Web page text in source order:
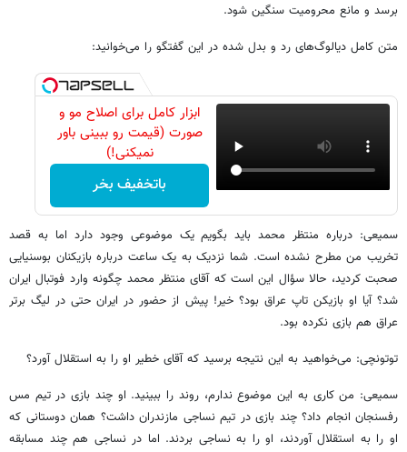
برسد و مانع محرومیت سنگین شود.
متن کامل دیالوگ‌های رد و بدل شده در این گفتگو را می‌خوانید:
ابزار کامل برای اصلاح مو و
صورت (قیمت رو ببینی باور
نمیکنی!)
باتخفیف بخر
سمیعی: درباره منتظر محمد باید بگویم یک موضوعی وجود دارد اما به قصد
تخریب من مطرح نشده است. شما نزدیک به یک ساعت درباره بازیکنان بوسنیایی
صحبت کردید، حالا سؤال این است که آقای منتظر محمد چگونه وارد فوتبال ایران
شد؟ آیا او بازیکن تاپ عراق بود؟ خیر! پیش از حضور در ایران حتی در لیگ برتر
عراق هم بازی نکرده بود.
توتونچی: می‌خواهید به این نتیجه برسید که آقای خطیر او را به استقلال آورد؟
سمیعی: من کاری به این موضوع ندارم، روند را ببینید. او چند بازی در تیم مس
رفسنجان انجام داد؟ چند بازی در تیم نساجی مازندران داشت؟ همان دوستانی که
او را به استقلال آوردند، او را به نساجی بردند. اما در نساجی هم چند مسابقه